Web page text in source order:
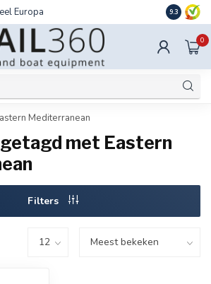
Europa Ook
9.3
0
Mediterranean
met Eastern
Filters